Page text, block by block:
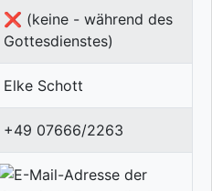
❌ (keine - während des
Gottesdienstes)
Elke Schott
+49 07666/2263